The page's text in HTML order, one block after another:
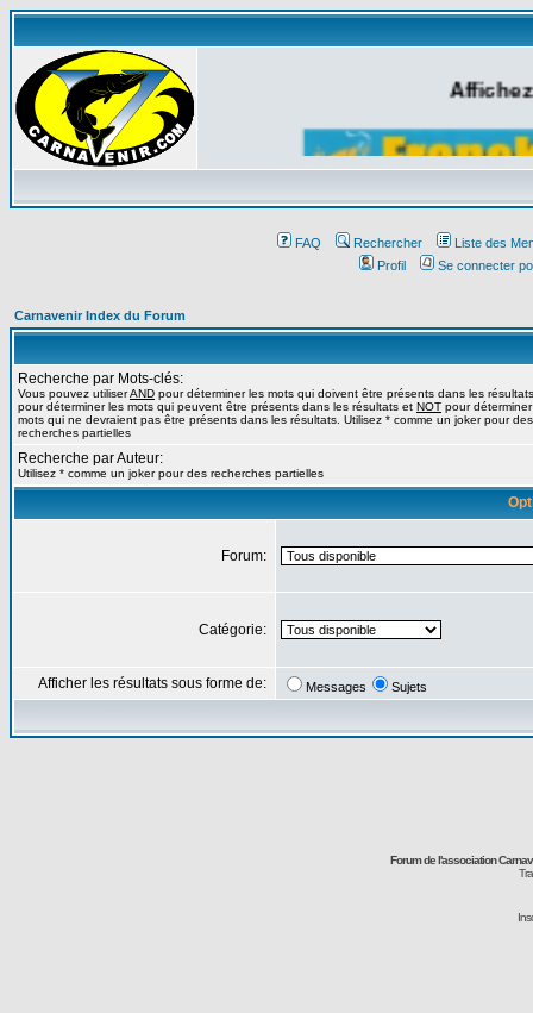
FAQ Rechercher
Liste des
Profil
Se connecter
Carnavenir Index du Forum
Recherche par Mots-clés:
Vous pouvez utiliserAND pour déterminer les mots qui doivent être présents dans les
pour déterminer les mots qui peuvent être présents dans les résultats et NOT pour
mots qui ne devraient pas être présents dans les résultats. Utilisez * comme un joker pour des
recherches partielles
Recherche par Auteur:
Utilisez * comme un joker pour des recherches partielles
Forum:
Catégorie:
Afficher les résultats sous forme de: Messages Sujets
Forum de l'association